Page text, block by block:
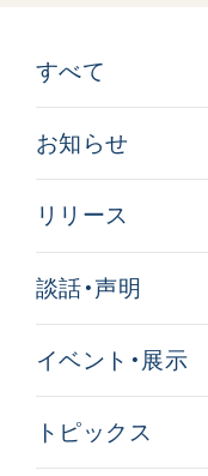
すべて
お知らせ
リリース
談話・声明
イベント・展示
トピックス